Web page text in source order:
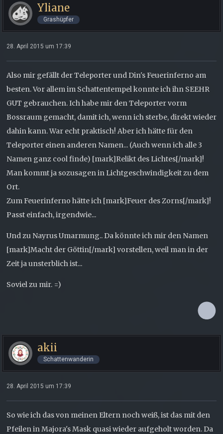
Yliane
Grashüpfer
28. April 2015 um 17:39
Also mir gefällt der Teleporter und Din's Feuerinferno am
besten. Vor allem im Schattentempel konnte ich ihn SEEHR
GUT gebrauchen. Ich habe mir den Teleporter vorm
Bossraum gemacht, damit ich, wenn ich sterbe, direkt wieder
dahin kann. War echt praktisch! Aber ich hätte für den
Teleporter einen anderen Namen... (Auch wenn ich alle 3
Namen ganz cool finde) [mark]Relikt des Lichtes[/mark]!
Man kommt ja sozusagen in Lichtgeschwindigkeit zu dem
Ort.
Zum Feuerinferno hätte ich [mark]Feuer des Zorns[/mark]!
Passt einfach, irgendwie...
Und zu Nayrus Umarmung.. Da könnte ich mir den Namen
[mark]Macht der Göttin[/mark] vorstellen, weil man in der
Zeit ja unsterblich ist...
Soviel zu mir. =)
akii
Schattenwanderin
28. April 2015 um 17:39
So wie ich das von meinen Eltern noch weiß, ist das mit den
Pfeilen in Majora's Mask quasi wieder aufgeholt worden. Da